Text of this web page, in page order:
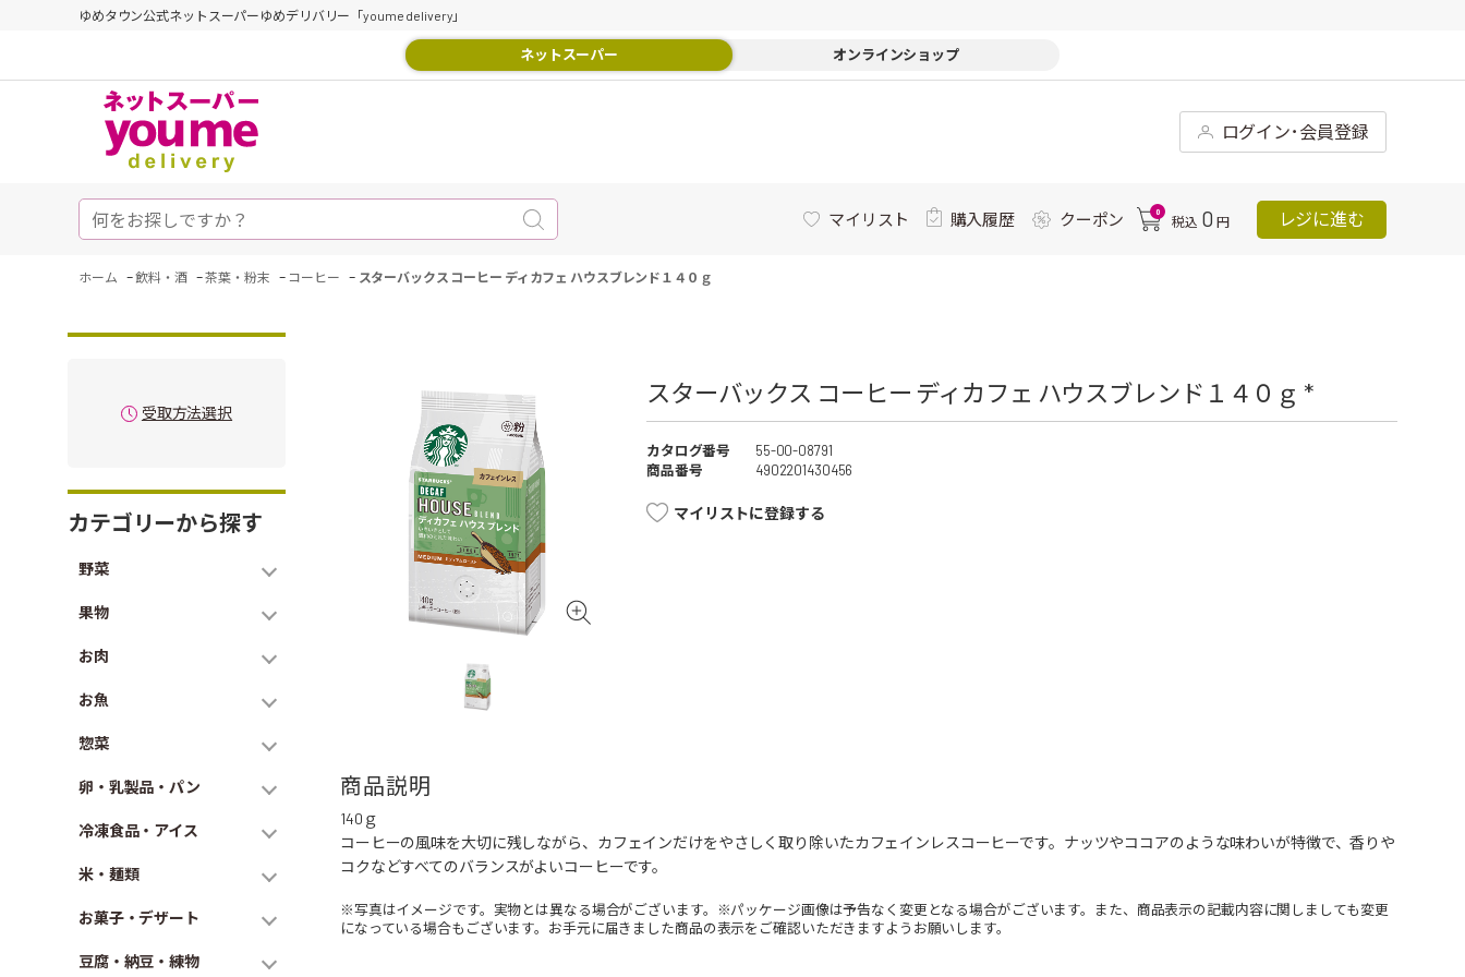
ゆめタウン公式ネットスーパーゆめデリバリー「youme delivery」
ネットスーパー オンラインショップ
ログイン･会員登録
マイリスト 購入履歴 クーポン 0
税込 0 円 レジに進む
ホーム -飲料・酒 -茶葉・粉末 - コーヒー - スターバックス コーヒー ディカフェ ハウスブレンド１４０ｇ
受取方法選択
カテゴリーから探す
野菜
果物
お肉
お魚
惣菜
卵・乳製品・パン
冷凍食品・アイス
米・麺類
お菓子・デザート
豆腐・納豆・練物
スターバックス コーヒー ディカフェ ハウスブレンド１４０ｇ *
カタログ番号
55-00-08791
商品番号
4902201430456
マイリストに登録する
商品説明
140ｇ
コーヒーの風味を大切に残しながら、カフェインだけをやさしく取り除いたカフェインレスコーヒーです。ナッツやココアのような味わいが特徴で、香りや
コクなどすべてのバランスがよいコーヒーです。
※写真はイメージです。実物とは異なる場合がございます。※パッケージ画像は予告なく変更となる場合がございます。また、商品表示の記載内容に関しましても変更
になっている場合もございます。お手元に届きました商品の表示をご確認いただきますようお願いします。